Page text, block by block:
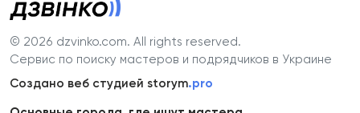
© 2026 dzvinko.com. All rights reserved.
Сервис по поиску мастеров и подрядчиков в Украине
Создано веб студией storym.pro